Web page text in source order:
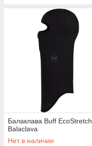
Балаклава Buff EcoStretch
Balaclava
Нет в наличии